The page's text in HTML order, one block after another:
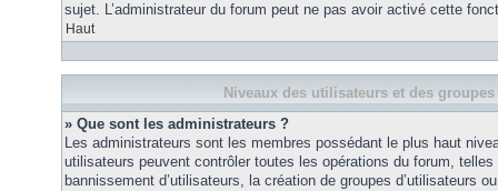
sujet. L’administrateur du forum peut ne pas avoir activé cette
Haut
Niveaux des utilisateurs et des
» Que sont les administrateurs ?
Les administrateurs sont les membres possédant le plus haut
utilisateurs peuvent contrôler toutes les opérations du forum,
bannissement d’utilisateurs, la création de groupes d’utilisateurs